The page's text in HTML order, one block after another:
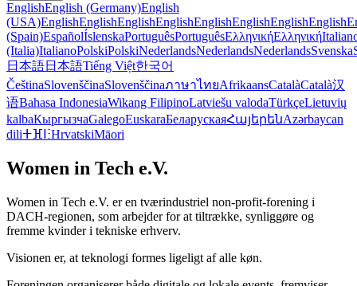
EnglishEnglish (Germany)English
(USA)EnglishEnglishEnglishEnglishEnglishEnglishEnglishEnglish
(Spain)EspañolÍslenskaPortuguêsPortuguêsΕλληνικήΕλληνική
(Italia)ItalianoPolskiPolskiNederlandsNederlandsNederlandsSvenska
日本語日本語Tiếng Việt한국어
ČeštinaSlovenščinaSlovenščinaภาษาไทยAfrikaansCatalàCatalà汉
语Bahasa IndonesiaWikang FilipinoLatviešu valodaTürkçeLietuvių
kalbaКыргызчаGalegoEuskaraБеларускаяՀայերենAzərbaycan
diliⵜⴼⵏⵗHrvatskiMāori
Women in Tech e.V.
Women in Tech e.V. er en tværindustriel non-profit-forening i
DACH-regionen, som arbejder for at tiltrække, synliggøre og
fremme kvinder i tekniske erhverv.
Visionen er, at teknologi formes ligeligt af alle køn.